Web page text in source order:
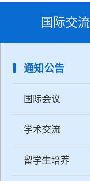
国际交流
通知公告
国际会议
学术交流
留学生培养